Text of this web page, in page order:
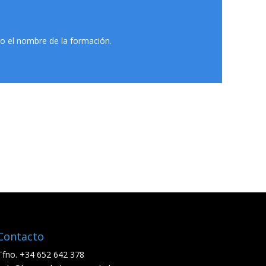
el nombre de la formación.
+34 652 642 378